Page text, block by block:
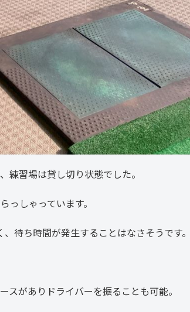
練習場は貸し切り状態でした。
っしゃっています。
待ち時間が発生することはなさそうです。
がありドライバーを振ることも可能。